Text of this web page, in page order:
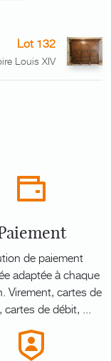
Lot 132
Louis XIV
de paiement
adaptée à chaque
Virement, cartes de
cartes de débit, ...